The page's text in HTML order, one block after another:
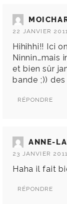
22 JANVIER
Hihihhi!! Ici
Ninnin…mais
et bien sûr
bande ;))
RÉPONDRE
ANNE-
23 JANVIER
Haha il fait
RÉPONDRE